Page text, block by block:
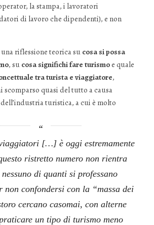
la stampa, i lavoratori
di lavoro che dipendenti), e non
riflessione teorica su cosa si possa
, su cosa significhi fare turismoe quale
tra turista e viaggiatore,
scomparso quasi del tutto a causa
turistica, a cui è molto
[…] è oggi estremamente
ristretto numero non rientra
nessuno di quanti si professano
confondersi con la “massa dei
cercano casomai, con alterne
un tipo di turismo meno